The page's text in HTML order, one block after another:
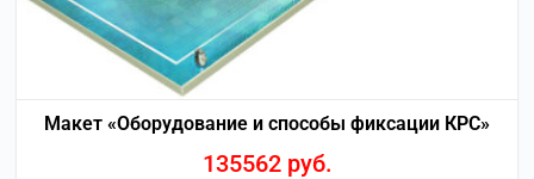
Макет «Оборудование и способы фиксации КРС»
135562 руб.